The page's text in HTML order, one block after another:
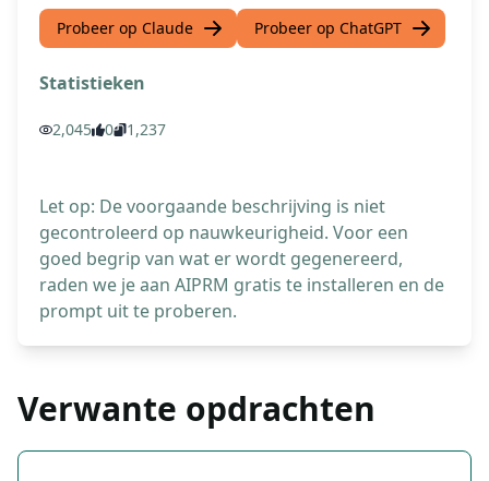
Probeer op Claude Probeer op ChatGPT
Statistieken
2,045 0 1,237
Let op: De voorgaande beschrijving is niet
gecontroleerd op nauwkeurigheid. Voor een
goed begrip van wat er wordt gegenereerd,
raden we je aan AIPRM gratis te installeren en de
prompt uit te proberen.
Verwante opdrachten